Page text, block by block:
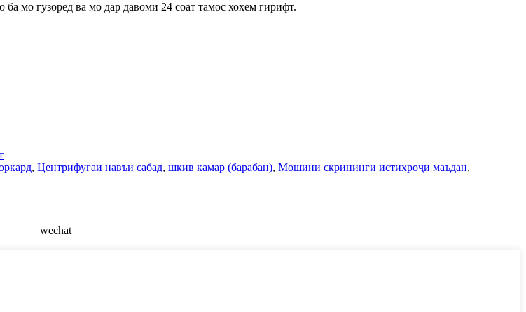
мо гузоред ва мо дар давоми 24 соат тамос хоҳем гирифт.
, Центрифугаи навъи сабад, шкив камар (барабан), Мошини скрининги истихроҷи маъдан,
wechat